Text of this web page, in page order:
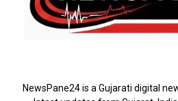
NewsPane24 is a Gujarati digital